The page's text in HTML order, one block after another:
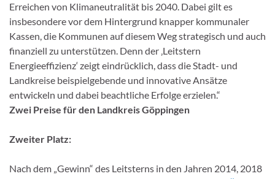
Erreichen von Klimaneutralität bis 2040. Dabei gilt es
insbesondere vor dem Hintergrund knapper kommunaler
Kassen, die Kommunen auf diesem Weg strategisch und auch
finanziell zu unterstützen. Denn der ‚Leitstern
Energieeffizienz‘ zeigt eindrücklich, dass die Stadt- und
Landkreise beispielgebende und innovative Ansätze
entwickeln und dabei beachtliche Erfolge erzielen.“
Zwei Preise für den Landkreis Göppingen
Zweiter Platz:
Nach dem „Gewinn“ des Leitsterns in den Jahren 2014, 2018